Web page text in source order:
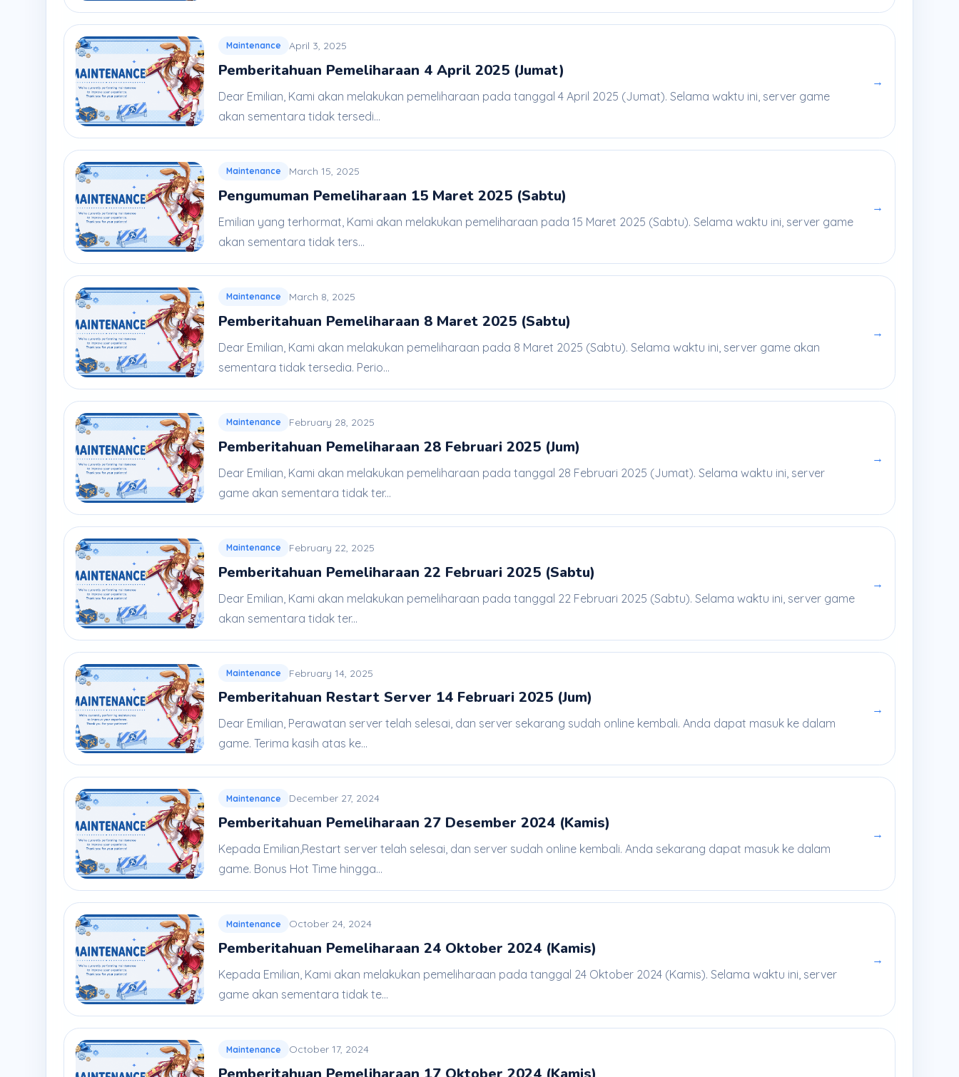
Maintenance April 3, 2025
Pemberitahuan Pemeliharaan 4 April 2025 (Jumat)
Dear Emilian, Kami akan melakukan pemeliharaan pada tanggal 4 April 2025 (Jumat). Selama waktu ini, server game
akan sementara tidak tersedi...
→
Maintenance March 15, 2025
Pengumuman Pemeliharaan 15 Maret 2025 (Sabtu)
Emilian yang terhormat, Kami akan melakukan pemeliharaan pada 15 Maret 2025 (Sabtu). Selama waktu ini, server game
akan sementara tidak ters...
→
Maintenance March 8, 2025
Pemberitahuan Pemeliharaan 8 Maret 2025 (Sabtu)
Dear Emilian, Kami akan melakukan pemeliharaan pada 8 Maret 2025 (Sabtu). Selama waktu ini, server game akan
sementara tidak tersedia. Perio...
→
Maintenance February 28, 2025
Pemberitahuan Pemeliharaan 28 Februari 2025 (Jum)
Dear Emilian, Kami akan melakukan pemeliharaan pada tanggal 28 Februari 2025 (Jumat). Selama waktu ini, server
game akan sementara tidak ter...
→
Maintenance February 22, 2025
Pemberitahuan Pemeliharaan 22 Februari 2025 (Sabtu)
Dear Emilian, Kami akan melakukan pemeliharaan pada tanggal 22 Februari 2025 (Sabtu). Selama waktu ini, server game
akan sementara tidak ter...
→
Maintenance February 14, 2025
Pemberitahuan Restart Server 14 Februari 2025 (Jum)
Dear Emilian, Perawatan server telah selesai, dan server sekarang sudah online kembali. Anda dapat masuk ke dalam
game. Terima kasih atas ke...
→
Maintenance December 27, 2024
Pemberitahuan Pemeliharaan 27 Desember 2024 (Kamis)
Kepada Emilian,Restart server telah selesai, dan server sudah online kembali. Anda sekarang dapat masuk ke dalam
game. Bonus Hot Time hingga...
→
Maintenance October 24, 2024
Pemberitahuan Pemeliharaan 24 Oktober 2024 (Kamis)
Kepada Emilian, Kami akan melakukan pemeliharaan pada tanggal 24 Oktober 2024 (Kamis). Selama waktu ini, server
game akan sementara tidak te...
→
Maintenance October 17, 2024